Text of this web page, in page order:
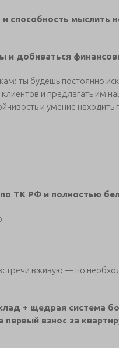
и способность мыслить
и добиваться
ты будешь постоянно
и предлагать им
и умение находить
ТК РФ и полностью
вживую — по
+ щедрая система
первый взнос за